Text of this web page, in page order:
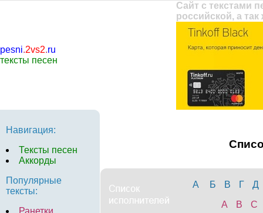
pesni.2vs2.ru
тексты песен
Сайт с текстами
российской, а
Навигация:
Тексты песен
Аккорды
Популярные
тексты:
Ранетки
А Б В Г
Д
A
B C